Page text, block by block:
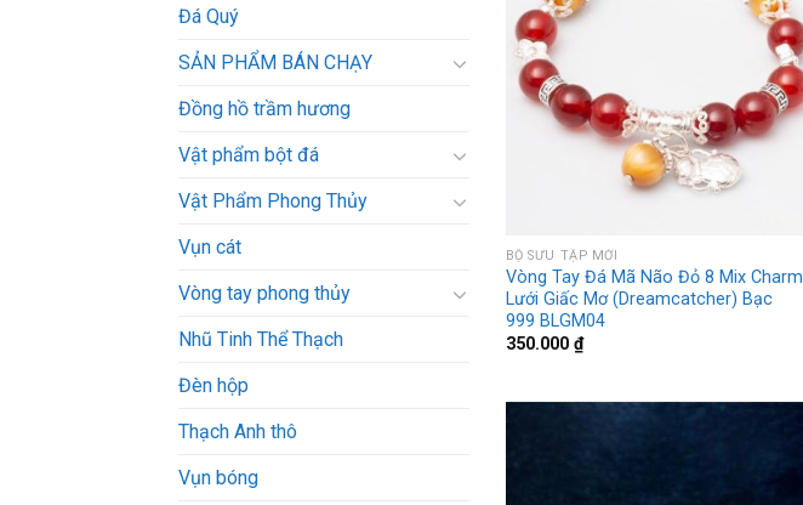
Đá Quý
SẢN PHẨM BÁN CHẠY
Đồng hồ trầm hương
Vật phẩm bột đá
Vật Phẩm Phong Thủy
Vụn cát
Vòng tay phong thủy
Nhũ Tinh Thể Thạch
Đèn hộp
Thạch Anh thô
Vụn bóng
BỘ SƯU TẬP MỚI
Vòng Tay Đá Mã Não Đỏ 8 Mix Charm
Lưới Giấc Mơ (Dreamcatcher) Bạc
999 BLGM04
350.000 ₫